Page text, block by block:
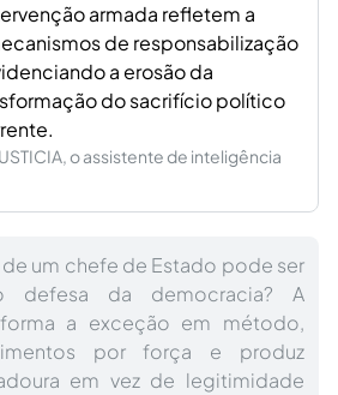
armada refletem a
de responsabilização
a erosão da
do sacrifício político
o assistente de inteligência
um chefe de Estado pode ser
defesa da democracia? A
a exceção em método,
por força e produz
em vez de legitimidade